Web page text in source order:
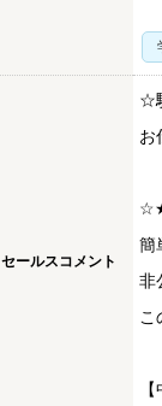
セールスコメント
☆
お
簡
非
こ